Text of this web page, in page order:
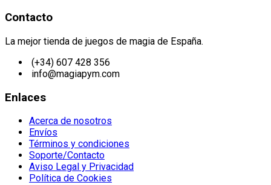
Contacto
La mejor tienda de juegos de magia de España.
(+34) 607 428 356
info@magiapym.com
Enlaces
Acerca de nosotros
Envíos
Términos y condiciones
Soporte/Contacto
Aviso Legal y Privacidad
Política de Cookies